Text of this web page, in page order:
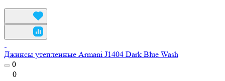
Джинсы утепленные Armani J1404 Dark Blue Wash
0
0